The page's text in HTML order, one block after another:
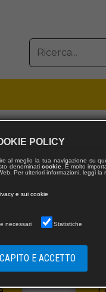
Paolo
POLICY
al meglio la tua navigazione su
denominati cookie. È molto
Per ulteriori informazioni, leggi la
e sui cookie
necessari Statistiche
E ACCETTO